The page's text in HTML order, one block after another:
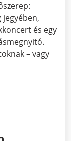
jegyében,
és egy
– vagy